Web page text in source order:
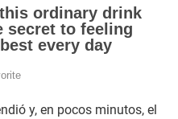
y, en pocos minutos, el